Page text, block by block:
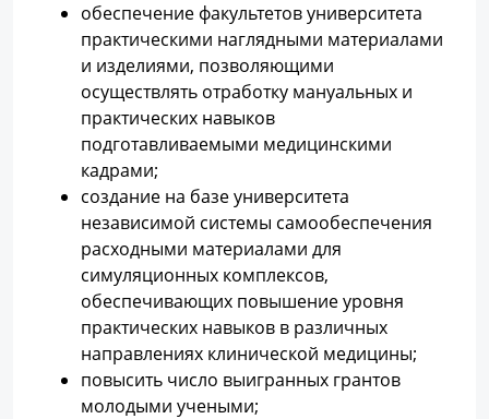
обеспечение факультетов университета
практическими наглядными материалами
и изделиями, позволяющими
осуществлять отработку мануальных и
практических навыков
подготавливаемыми медицинскими
кадрами;
создание на базе университета
независимой системы самообеспечения
расходными материалами для
симуляционных комплексов,
обеспечивающих повышение уровня
практических навыков в различных
направлениях клинической медицины;
повысить число выигранных грантов
молодыми учеными;